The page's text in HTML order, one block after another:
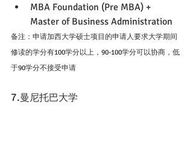
MBA Foundation (Pre MBA) +
Master of Business Administration
备注：申请加西大学硕士项目的申请人要求大学期间
修读的学分有100学分以上，90-100学分可以协商，低
于90学分不接受申请
7.曼尼托巴大学